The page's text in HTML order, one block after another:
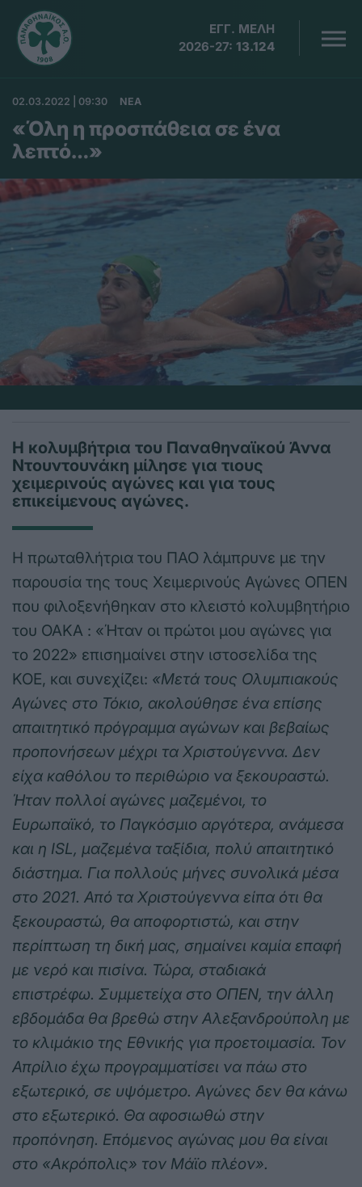
ΕΓΓ. ΜΕΛΗ
2026-27: 13.124
02.03.2022 | 09:30 ΝΕΑ
«Όλη η προσπάθεια σε ένα
λεπτό…»
Η κολυμβήτρια του Παναθηναϊκού Άννα
Ντουντουνάκη μίλησε για τιους
χειμερινούς αγώνες και για τους
επικείμενους αγώνες.
Η πρωταθλήτρια του ΠΑΟ λάμπρυνε με την
παρουσία της τους Χειμερινούς Αγώνες ΟΠΕΝ
που φιλοξενήθηκαν στο κλειστό κολυμβητήριο
του ΟΑΚΑ : «Ήταν οι πρώτοι μου αγώνες για
το 2022» επισημαίνει στην ιστοσελίδα της
ΚΟΕ, και συνεχίζει: «Μετά τους Ολυμπιακούς
Αγώνες στο Τόκιο, ακολούθησε ένα επίσης
απαιτητικό πρόγραμμα αγώνων και βεβαίως
προπονήσεων μέχρι τα Χριστούγεννα. Δεν
είχα καθόλου το περιθώριο να ξεκουραστώ.
Ήταν πολλοί αγώνες μαζεμένοι, το
Ευρωπαϊκό, το Παγκόσμιο αργότερα, ανάμεσα
και η ISL, μαζεμένα ταξίδια, πολύ απαιτητικό
διάστημα. Για πολλούς μήνες συνολικά μέσα
στο 2021. Από τα Χριστούγεννα είπα ότι θα
ξεκουραστώ, θα αποφορτιστώ, και στην
περίπτωση τη δική μας, σημαίνει καμία επαφή
με νερό και πισίνα. Τώρα, σταδιακά
επιστρέφω. Συμμετείχα στο ΟΠΕΝ, την άλλη
εβδομάδα θα βρεθώ στην Αλεξανδρούπολη με
το κλιμάκιο της Εθνικής για προετοιμασία. Τον
Απρίλιο έχω προγραμματίσει να πάω στο
εξωτερικό, σε υψόμετρο. Αγώνες δεν θα κάνω
στο εξωτερικό. Θα αφοσιωθώ στην
προπόνηση. Επόμενος αγώνας μου θα είναι
στο «Ακρόπολις» τον Μάϊο πλέον».